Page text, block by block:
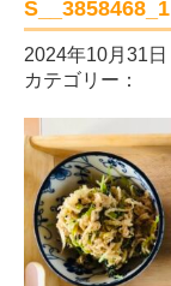
S__3858468_1
2024年10月31日
カテゴリー：